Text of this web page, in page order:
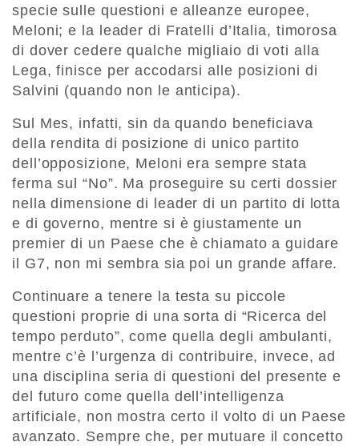
specie sulle questioni e alleanze europee,
Meloni; e la leader di Fratelli d’Italia, timorosa
di dover cedere qualche migliaio di voti alla
Lega, finisce per accodarsi alle posizioni di
Salvini (quando non le anticipa).
Sul Mes, infatti, sin da quando beneficiava
della rendita di posizione di unico partito
dell’opposizione, Meloni era sempre stata
ferma sul “No”. Ma proseguire su certi dossier
nella dimensione di leader di un partito di lotta
e di governo, mentre si è giustamente un
premier di un Paese che è chiamato a guidare
il G7, non mi sembra sia poi un grande affare.
Continuare a tenere la testa su piccole
questioni proprie di una sorta di “Ricerca del
tempo perduto”, come quella degli ambulanti,
mentre c’è l’urgenza di contribuire, invece, ad
una disciplina seria di questioni del presente e
del futuro come quella dell’intelligenza
artificiale, non mostra certo il volto di un Paese
avanzato. Sempre che, per mutuare il concetto